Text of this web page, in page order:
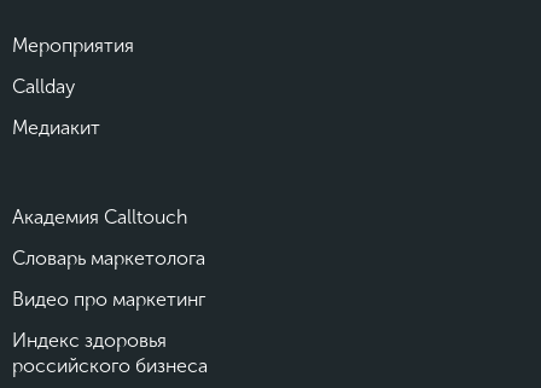
Мероприятия
Callday
Медиакит
Академия Calltouch
Словарь маркетолога
Видео про маркетинг
Индекс здоровья
российского бизнеса